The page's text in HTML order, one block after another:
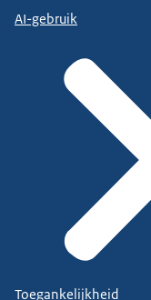
AI-gebruik
Toegankelijkheid